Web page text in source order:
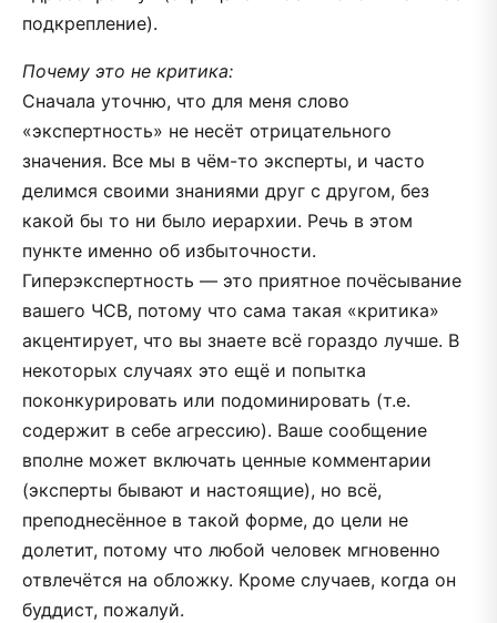
подкрепление).
Почему это не критика:
Сначала уточню, что для меня слово
«экспертность» не несёт отрицательного
значения. Все мы в чём-то эксперты, и часто
делимся своими знаниями друг с другом, без
какой бы то ни было иерархии. Речь в этом
пункте именно об избыточности.
Гиперэкспертность — это приятное почёсывание
вашего ЧСВ, потому что сама такая «критика»
акцентирует, что вы знаете всё гораздо лучше. В
некоторых случаях это ещё и попытка
поконкурировать или подоминировать (т.е.
содержит в себе агрессию). Ваше сообщение
вполне может включать ценные комментарии
(эксперты бывают и настоящие), но всё,
преподнесённое в такой форме, до цели не
долетит, потому что любой человек мгновенно
отвлечётся на обложку. Кроме случаев, когда он
буддист, пожалуй.